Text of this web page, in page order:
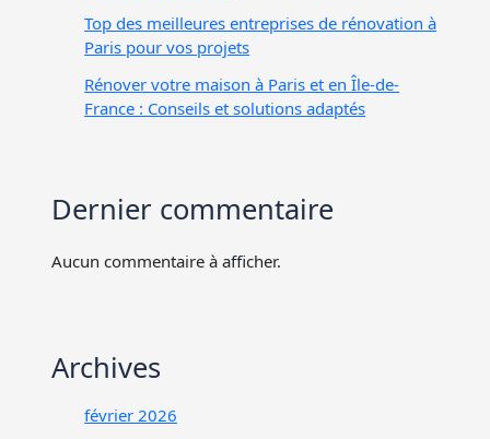
Top des meilleures entreprises de rénovation à
Paris pour vos projets
Rénover votre maison à Paris et en Île-de-
France : Conseils et solutions adaptés
Dernier commentaire
Aucun commentaire à afficher.
Archives
février 2026